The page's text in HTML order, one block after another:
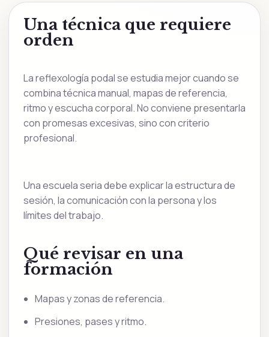
Una técnica que requiere
orden
La reflexología podal se estudia mejor cuando se
combina técnica manual, mapas de referencia,
ritmo y escucha corporal. No conviene presentarla
con promesas excesivas, sino con criterio
profesional.
Una escuela seria debe explicar la estructura de
sesión, la comunicación con la persona y los
límites del trabajo.
Qué revisar en una
formación
Mapas y zonas de referencia.
Presiones, pases y ritmo.